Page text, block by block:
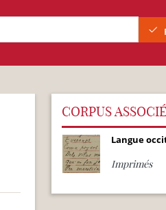
CORPUS
Langue
Imprimés